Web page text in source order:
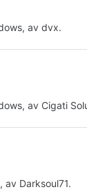
av dvx.
av Cigati
av Darksoul71.